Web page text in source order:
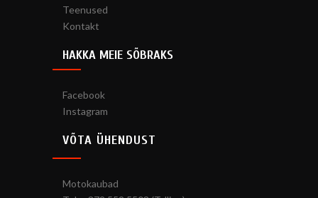
Teenused
Kontakt
HAKKA MEIE SÕBRAKS
Facebook
Instagram
VÕTA ÜHENDUST
Motokaubad